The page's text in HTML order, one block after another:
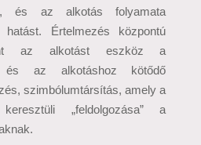
és az alkotás folyamata
Értelmezés központú
az alkotást eszköz a
és az alkotáshoz kötődő
szimbólumtársítás, amely a
keresztüli „feldolgozása” a